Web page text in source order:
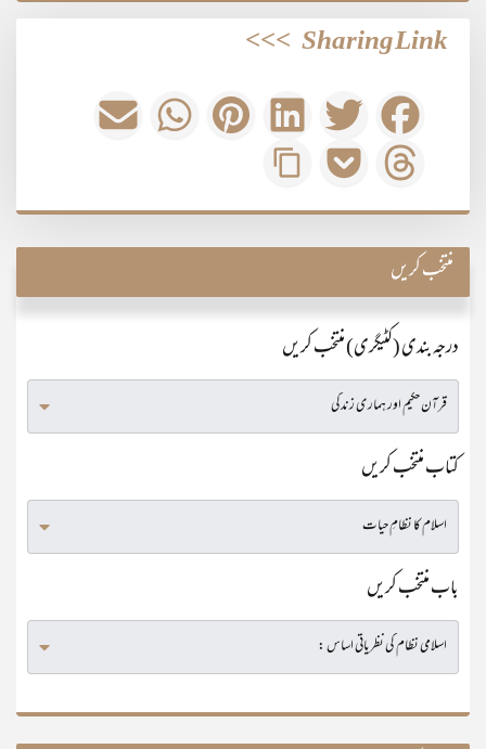
Sharing Link
>>>
منتخب کریں
درجہ بندی (کٹیگری) منتخب کریں
کتاب منتخب کریں
باب منتخب کریں